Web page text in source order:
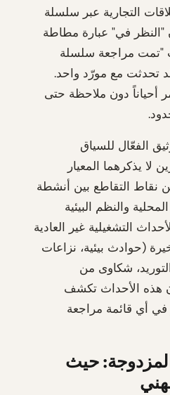
التجارية عبر سلسلة
"النظر في" عبارة مطاطة
"تمت مراجعة سلسلة
تحدثت مع مورّد واحد.
أحياناً دون ملاحظة حتى
الفعّال للسياق
يذكرهما المعيار
نقاط التقاطع بين أنشطة
والنظم البيئية
التشغيلية غير العادية
(حوادث بيئية، نزاعات
شكاوى من
هذه الأحداث تكشف
أي قائمة مراجعة
المزدوجة: حيث